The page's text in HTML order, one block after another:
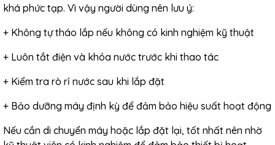
khá phức tạp. Vì vậy người dùng nên lưu ý:
+ Không tự tháo lắp nếu không có kinh nghiệm kỹ thuật
+ Luôn tắt điện và khóa nước trước khi thao tác
+ Kiểm tra rò rỉ nước sau khi lắp đặt
+ Bảo dưỡng máy định kỳ để đảm bảo hiệu suất hoạt động
Nếu cần di chuyển máy hoặc lắp đặt lại, tốt nhất nên nhờ